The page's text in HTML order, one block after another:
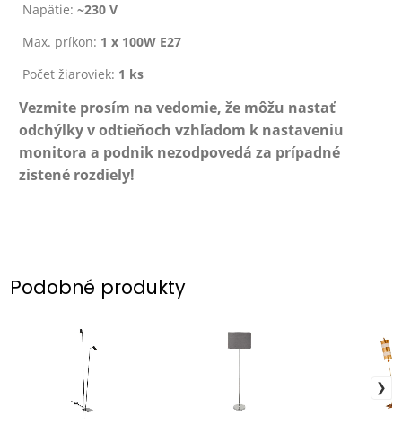
Napätie:~230 V
Max. príkon: 1 x 100W E27
Počet žiaroviek: 1 ks
Vezmite prosím na vedomie, že môžu nastať
odchýlky v odtieňoch vzhľadom k nastaveniu
monitora a podnik nezodpovedá za prípadné
zistené rozdiely!
Podobné produkty